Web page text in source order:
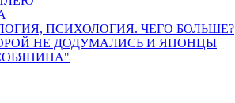
ПСИХОЛОГИЯ. ЧЕГО БОЛЬШЕ?
НЕ ДОДУМАЛИСЬ И ЯПОНЦЫ